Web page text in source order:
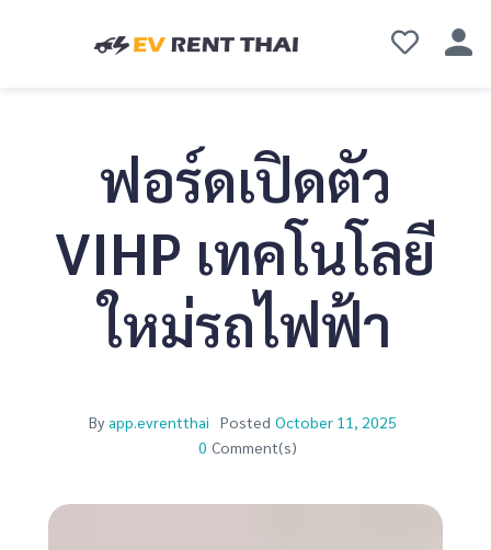
ฟอร์ดเปิดตัว
VIHP เทคโนโลยี
ใหม่รถไฟฟ้า
By app.evrentthai Posted October 11, 2025
0 Comment(s)